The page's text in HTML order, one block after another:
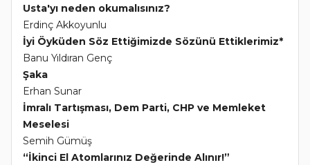
Usta'yı neden okumalısınız?
Erdinç Akkoyunlu
İyi Öyküden Söz Ettiğimizde Sözünü Ettiklerimiz*
Banu Yıldıran Genç
Şaka
Erhan Sunar
İmralı Tartışması, Dem Parti, CHP ve Memleket
Meselesi
Semih Gümüş
“İkinci El Atomlarınız Değerinde Alınır!”